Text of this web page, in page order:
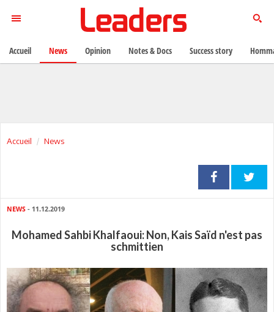
Accueil News
NEWS - 11.12.2019
Mohamed Sahbi Khalfaoui: Non, Kais Saïd n'est pas
schmittien
Accueil News Opinion Notes & Docs Success story